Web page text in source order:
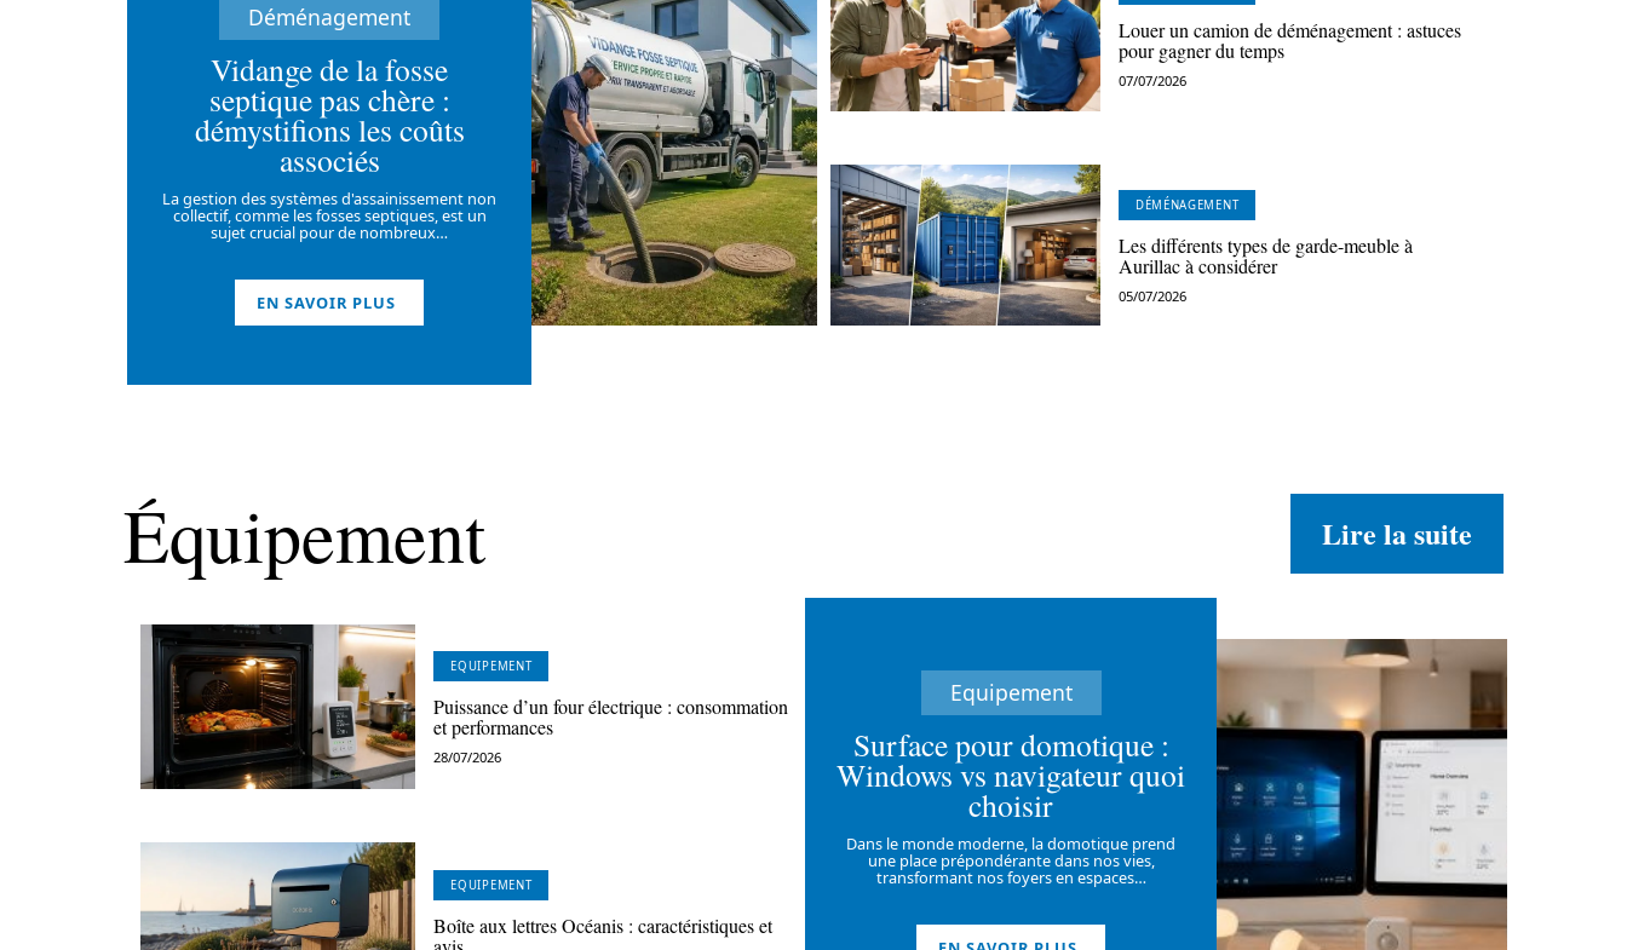
Déménagement
Vidange de la fosse
septique pas chère :
démystifions les coûts
associés
La gestion des systèmes d'assainissement non
collectif, comme les fosses septiques, est un
sujet crucial pour de nombreux…
EN SAVOIR PLUS
Louer un camion de déménagement : astuces
pour gagner du temps
07/07/2026
DÉMÉNAGEMENT
Les différents types de garde-meuble à
Aurillac à considérer
05/07/2026
Équipement Lire la suite
EQUIPEMENT
Puissance d’un four électrique : consommation
et performances
28/07/2026
EQUIPEMENT
Boîte aux lettres Océanis : caractéristiques et
Equipement
Surface pour domotique :
Windows vs navigateur quoi
choisir
Dans le monde moderne, la domotique prend
une place prépondérante dans nos vies,
transformant nos foyers en espaces…